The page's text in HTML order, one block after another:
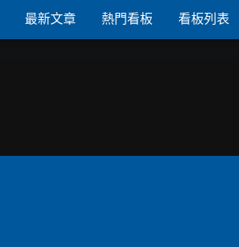
最新文章 熱門看板 看板列表